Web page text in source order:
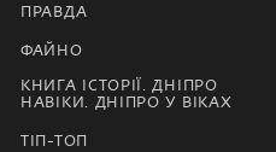
ПРАВДА
ФАЙНО
КНИГА ІСТОРІЇ. ДНІПРО
НАВІКИ. ДНІПРО У ВІКАХ
ТІП-ТОП